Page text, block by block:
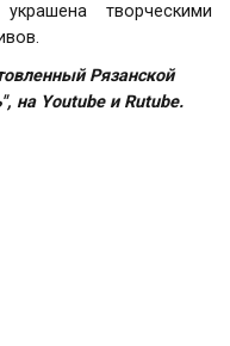
творческими
Рязанской
на YoutubeиRutube.